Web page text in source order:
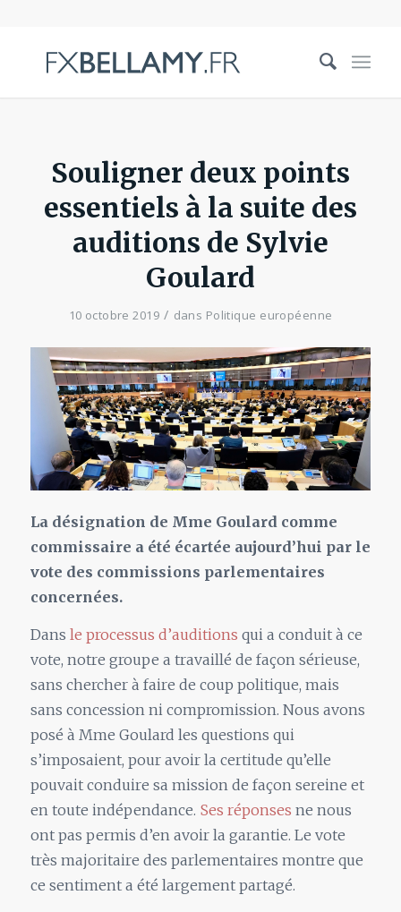
Souligner deux points
essentiels à la suite des
auditions de Sylvie
Goulard
10 octobre 2019 / dans Politique européenne
La désignation de Mme Goulard comme
commissaire a été écartée aujourd’hui par le
vote des commissions parlementaires
concernées.
Dans le processus d’auditions qui a conduit à ce
vote, notre groupe a travaillé de façon sérieuse,
sans chercher à faire de coup politique, mais
sans concession ni compromission. Nous avons
posé à Mme Goulard les questions qui
s’imposaient, pour avoir la certitude qu’elle
pouvait conduire sa mission de façon sereine et
en toute indépendance. Ses réponses ne nous
ont pas permis d’en avoir la garantie. Le vote
très majoritaire des parlementaires montre que
ce sentiment a été largement partagé.